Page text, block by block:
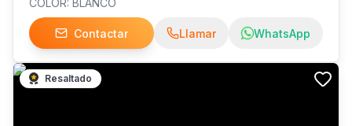
COLOR: BLANCO
Contactar Llamar WhatsApp
Resaltado